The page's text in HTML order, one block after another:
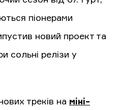
піонерами
новий проект та
сольні релізи у
треків на міні-